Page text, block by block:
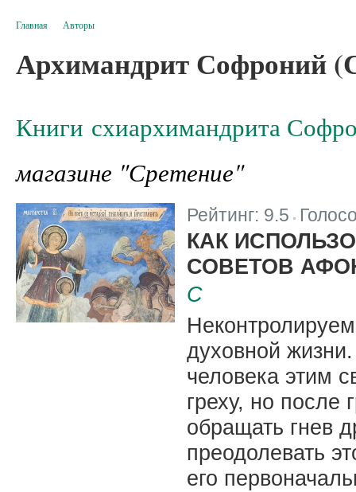
Главная Авторы
Архимандрит Софроний
Книги схиархимандрита
магазине "Сретение"
Рейтинг: 9.5
КАК
СОВЕТОВ
С
духовной
человека этим
греху, но после
обращать гнев
преодолевать
его